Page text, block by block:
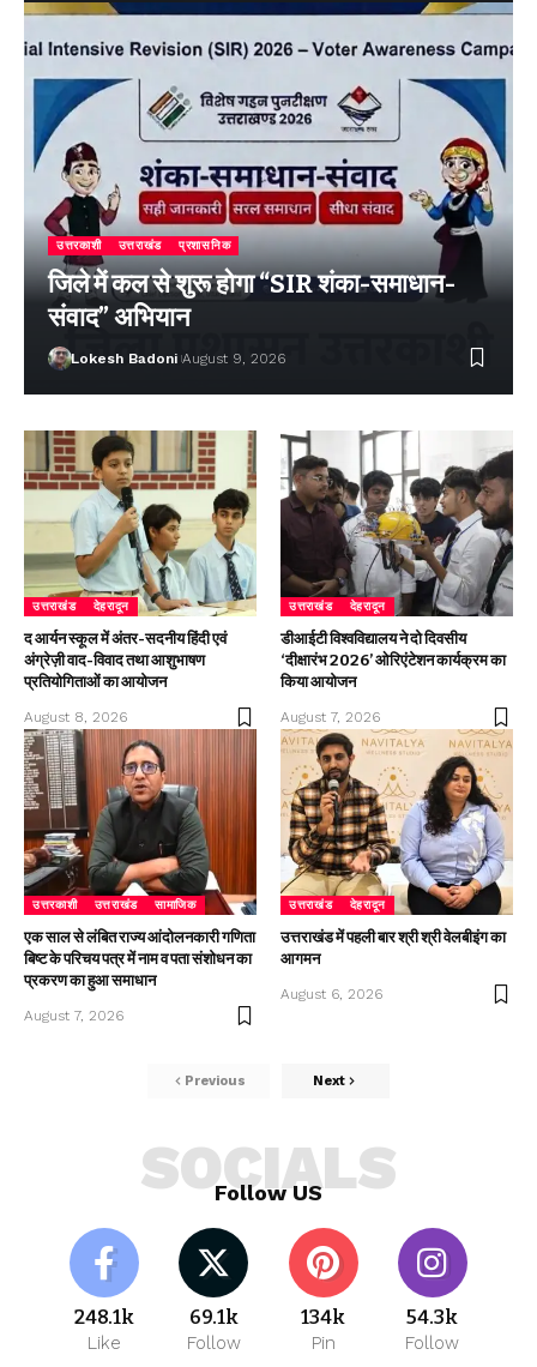
उत्तरकाशी उत्तराखंड प्रशासनिक
जिले में कल से शुरू होगा “SIR शंका-समाधान-
संवाद” अभियान
Lokesh Badoni August 9, 2026
उत्तराखंड देहरादून
द आर्यन स्कूल में अंतर-सदनीय हिंदी एवं
अंग्रेज़ी वाद-विवाद तथा आशुभाषण
प्रतियोगिताओं का आयोजन
August 8, 2026
उत्तराखंड देहरादून
डीआईटी विश्वविद्यालय ने दो दिवसीय
‘दीक्षारंभ 2026’ ओरिएंटेशन कार्यक्रम का
किया आयोजन
August 7, 2026
उत्तरकाशी उत्तराखंड सामाजिक
एक साल से लंबित राज्य आंदोलनकारी गणिता
बिष्ट के परिचय पत्र में नाम व पता संशोधन का
प्रकरण का हुआ समाधान
August 7, 2026
उत्तराखंड देहरादून
उत्तराखंड में पहली बार श्री श्री वेलबीइंग का
आगमन
August 6, 2026
Previous Next
Follow US
SOCIALS
248.1k
Like
69.1k
Follow
134k
Pin
54.3k
Follow